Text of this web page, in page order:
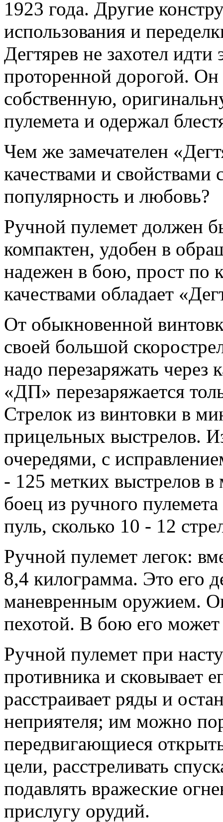
1923 года. Другие
использования и
Дегтярев не захотел идти
проторенной дорогой. Он
собственную,
пулемета и одержал
Чем же замечателен
качествами и
популярность и любовь?
Ручной пулемет должен
компактен, удобен в
надежен в бою, прост по
качествами обладает
От обыкновенной
своей большой
надо перезаряжать через
«ДП» перезаряжается
Стрелок из винтовки в
прицельных выстрелов.
очередями, с
- 125 метких выстрелов
боец из ручного
пуль, сколько 10 - 12
Ручной пулемет легок:
8,4 килограмма. Это его
маневренным оружием.
пехотой. В бою его
Ручной пулемет при
противника и сковывает
расстраивает ряды и
неприятеля; им можно
передвигающиеся
цели, расстреливать
подавлять вражеские
прислугу орудий.